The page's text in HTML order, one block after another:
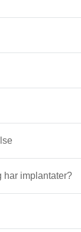
har implantater?